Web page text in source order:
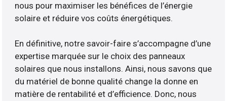
nous pour maximiser les bénéfices de l’énergie
solaire et réduire vos coûts énergétiques.
En définitive, notre savoir-faire s’accompagne d’une
expertise marquée sur le choix des panneaux
solaires que nous installons. Ainsi, nous savons que
du matériel de bonne qualité change la donne en
matière de rentabilité et d’efficience. Donc, nous